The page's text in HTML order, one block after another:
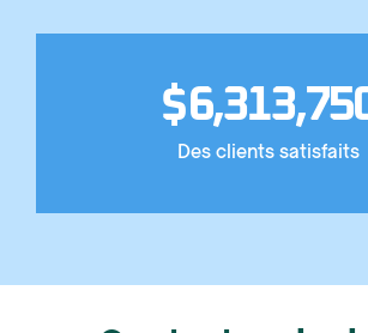
$
Des clients satisfaits